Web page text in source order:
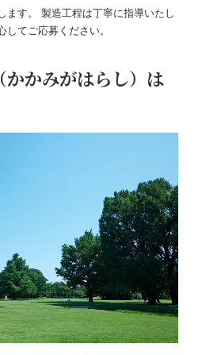
ます。 製造工程は丁寧に指導いたし
てご応募ください。
かみがはらし）は